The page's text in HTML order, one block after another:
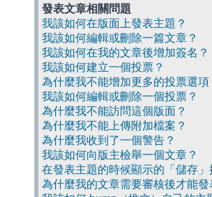
發表文章相關問題
我該如何在版面上發表主題？
我該如何編輯或刪除一篇文章？
我該如何在我的文章後增加簽名？
我該如何建立一個投票？
為什麼我不能增加更多的投票選項
我該如何編輯或刪除一個投票？
為什麼我不能訪問這個版面？
為什麼我不能上傳附加檔案？
為什麼我收到了一個警告？
我該如何向版主檢舉一個文章？
在發表主題的時候顯示的「儲存」
為什麼我的文章需要審核後才能發